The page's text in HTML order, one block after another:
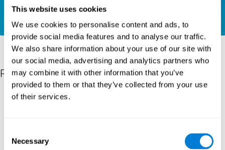
This website uses cookies
We use cookies to personalise content and ads, to
provide social media features and to analyse our traffic.
We also share information about your use of our site with
our social media, advertising and analytics partners who
may combine it with other information that you’ve
provided to them or that they’ve collected from your use
of their services.
Selection
Necessary
Riferimenti
Korkman, M., Kirk, U., & Kemp, S (1998). NEPSY: A developmental
Porteus, S. D. (1950). The Porteus Maze Test and intelligence.